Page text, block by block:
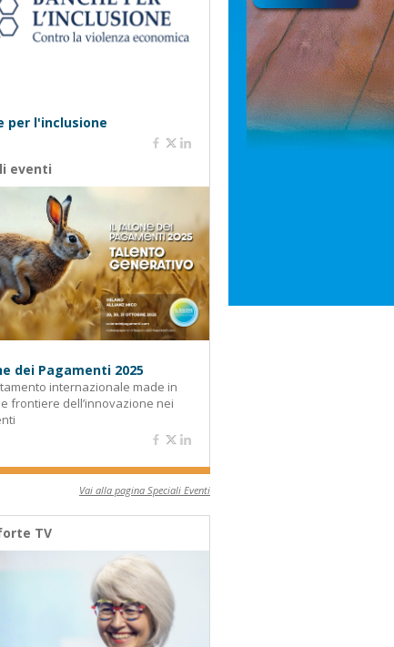
per l'inclusione
eventi
dei Pagamenti 2025
internazionale made in
frontiere dell’innovazione nei
Vai alla pagina Speciali Eventi
TV